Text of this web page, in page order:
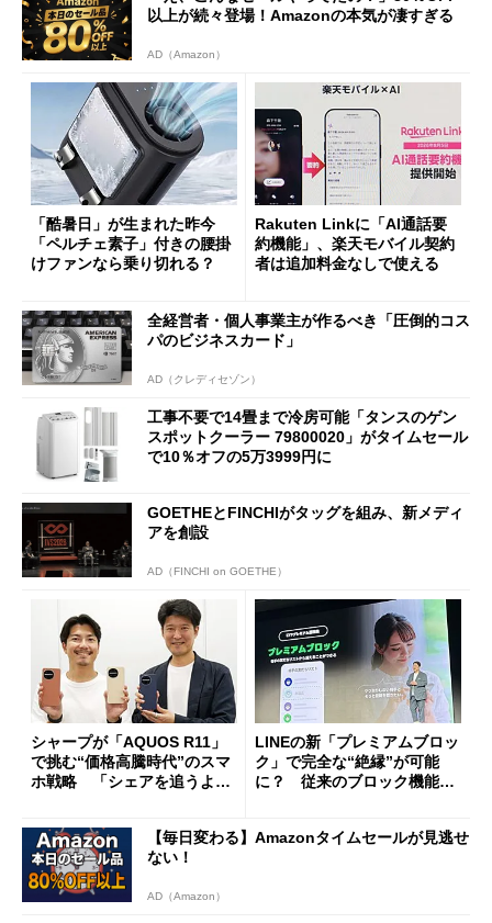
以上が続々登場！Amazonの本気が凄すぎる
AD（Amazon）
「酷暑日」が生まれた昨今
「ペルチェ素子」付きの腰掛
けファンなら乗り切れる？
Rakuten Linkに「AI通話要
約機能」、楽天モバイル契約
者は追加料金なしで使える
全経営者・個人事業主が作るべき「圧倒的コス
パのビジネスカード」
AD（クレディセゾン）
工事不要で14畳まで冷房可能「タンスのゲン
スポットクーラー 79800020」がタイムセール
で10％オフの5万3999円に
GOETHEとFINCHIがタッグを組み、新メディ
アを創設
AD（FINCHI on GOETHE）
シャープが「AQUOS R11」
で挑む“価格高騰時代”のスマ
ホ戦略 「シェアを追うより
LINEの新「プレミアムブロッ
ク」で完全な“絶縁”が可能
に？ 従来のブロック機能と
【毎日変わる】Amazonタイムセールが見逃せ
ない！
AD（Amazon）